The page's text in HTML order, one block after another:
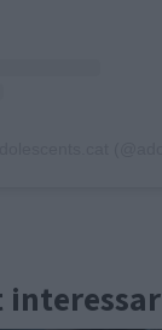
interessar